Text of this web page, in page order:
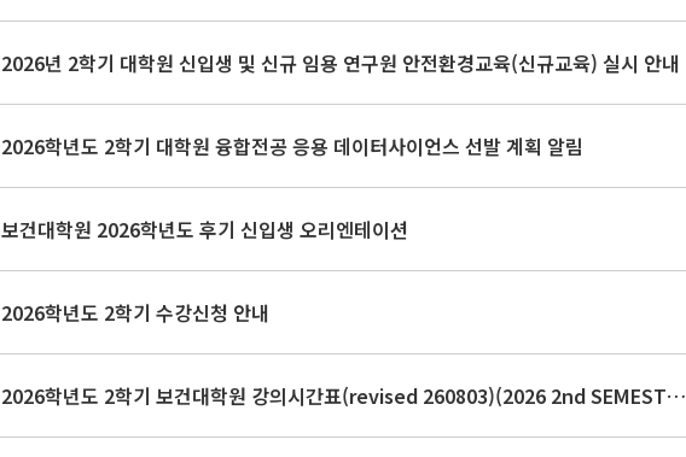
2026년 2학기 대학원 신입생 및 신규 임용 연구원 안전환경교육(신규교육) 실시 안내
2026학년도 2학기 대학원 융합전공 응용 데이터사이언스 선발 계획 알림
보건대학원 2026학년도 후기 신입생 오리엔테이션
2026학년도 2학기 수강신청 안내
2026학년도 2학기 보건대학원 강의시간표(revised 260803)(2026 2nd SEMESTER SNU GSPH TIMETABLE)